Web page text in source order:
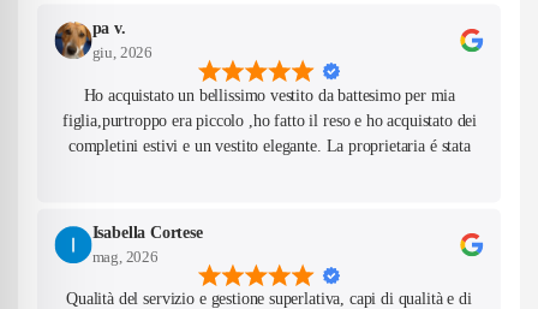
pa v.
giu, 2026
Ho acquistato un bellissimo vestito da battesimo per mia
figlia,purtroppo era piccolo ,ho fatto il reso e ho acquistato dei
completini estivi e un vestito elegante. La proprietaria é stata
avevo fatto. Oggi é arrivato il pacco,tutti i prodotti sono
bellissimi,sistemati con cura e profumatissimi e i materiali di
qualità. Saró felice in futuro di fare nuovi ordini da voi. Grazie
ancora e complimenti!
Isabella Cortese
mag, 2026
Qualità del servizio e gestione superlativa, capi di qualità e di